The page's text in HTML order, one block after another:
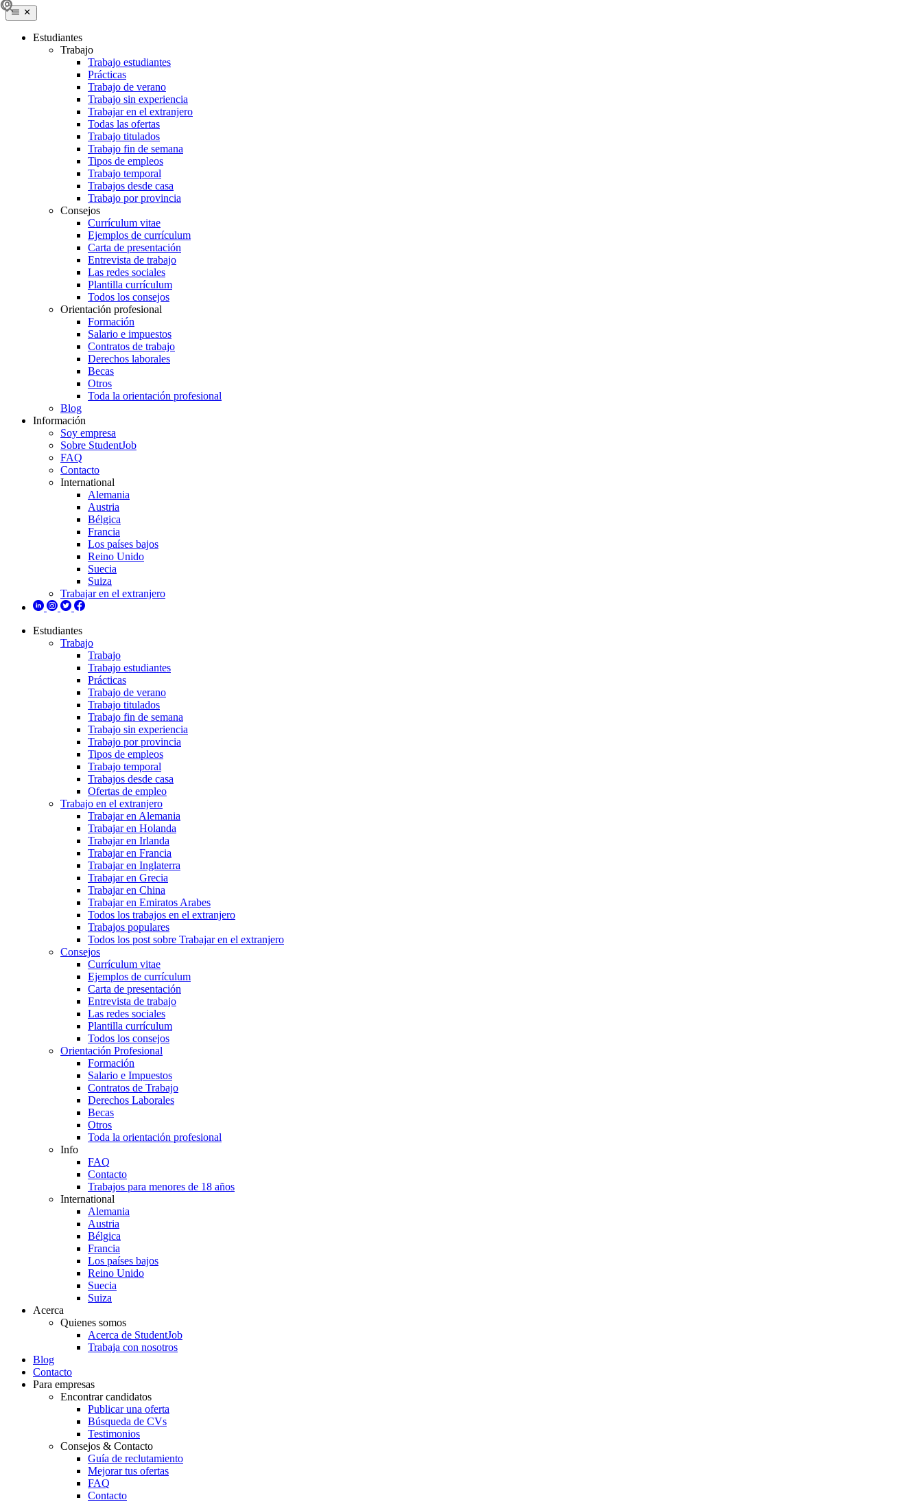
Estudiantes
Trabajo
Trabajo estudiantes
Prácticas
Trabajo de verano
Trabajo sin experiencia
Trabajar en el extranjero
Todas las ofertas
Trabajo titulados
Trabajo fin de semana
Tipos de empleos
Trabajo temporal
Trabajos desde casa
Trabajo por provincia
Consejos
Currículum vitae
Ejemplos de currículum
Carta de presentación
Entrevista de trabajo
Las redes sociales
Plantilla currículum
Todos los consejos
Orientación profesional
Formación
Salario e impuestos
Contratos de trabajo
Derechos laborales
Becas
Otros
Toda la orientación profesional
Blog
Información
Soy empresa
Sobre StudentJob
FAQ
Contacto
International
Alemania
Austria
Bélgica
Francia
Los países bajos
Reino Unido
Suecia
Suiza
Trabajar en el extranjero
Estudiantes
Trabajo
Trabajo
Trabajo estudiantes
Prácticas
Trabajo de verano
Trabajo titulados
Trabajo fin de semana
Trabajo sin experiencia
Trabajo por provincia
Tipos de empleos
Trabajo temporal
Trabajos desde casa
Ofertas de empleo
Trabajo en el extranjero
Trabajar en Alemania
Trabajar en Holanda
Trabajar en Irlanda
Trabajar en Francia
Trabajar en Inglaterra
Trabajar en Grecia
Trabajar en China
Trabajar en Emiratos Arabes
Todos los trabajos en el extranjero
Trabajos populares
Todos los post sobre Trabajar en el extranjero
Consejos
Currículum vitae
Ejemplos de currículum
Carta de presentación
Entrevista de trabajo
Las redes sociales
Plantilla currículum
Todos los consejos
Orientación Profesional
Formación
Salario e Impuestos
Contratos de Trabajo
Derechos Laborales
Becas
Otros
Toda la orientación profesional
Info
FAQ
Contacto
Trabajos para menores de 18 años
International
Alemania
Austria
Bélgica
Francia
Los países bajos
Reino Unido
Suecia
Suiza
Acerca
Quienes somos
Acerca de StudentJob
Trabaja con nosotros
Blog
Contacto
Para empresas
Encontrar candidatos
Publicar una oferta
Búsqueda de CVs
Testimonios
Consejos & Contacto
Guía de reclutamiento
Mejorar tus ofertas
FAQ
Contacto